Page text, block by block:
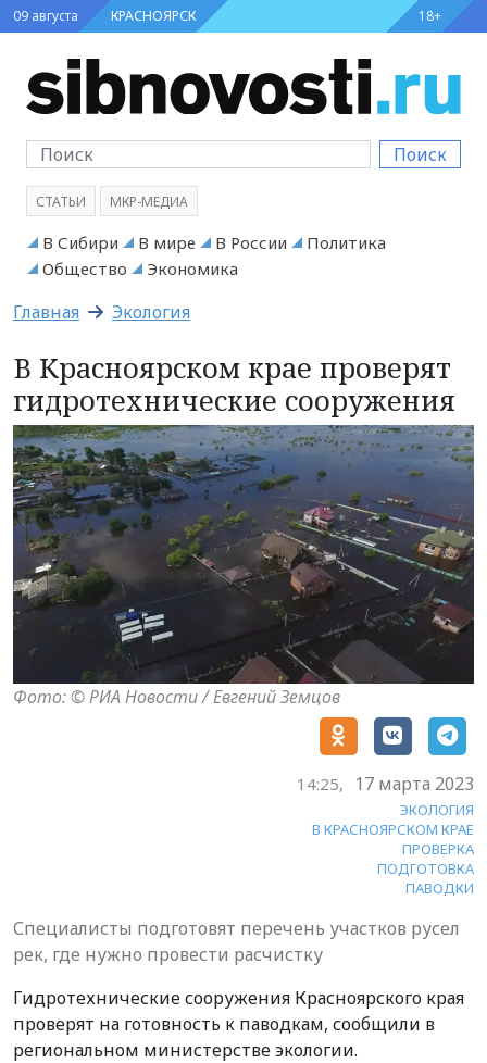
09 августа КРАСНОЯРСК 18+
Поиск
СТАТЬИ МКР-МЕДИА
В Сибири В мире В России
Политика
Общество
Экономика
Главная Экология
В Красноярском крае проверят
гидротехнические сооружения
Фото: © РИА Новости / Евгений Земцов
14:25, 17 марта 2023
ЭКОЛОГИЯ
В КРАСНОЯРСКОМ КРАЕ
ПРОВЕРКА
ПОДГОТОВКА
ПАВОДКИ
Специалисты подготовят перечень участков русел
рек, где нужно провести расчистку
Гидротехнические сооружения Красноярского края
проверят на готовность к паводкам, сообщили в
региональном министерстве экологии.